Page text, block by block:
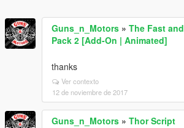
Guns_n_Motors » The Fast
Pack 2 [Add-On | Animated]
thanks
Ver contexto
12 de noviembre de 2017
Guns_n_Motors » Thor Script